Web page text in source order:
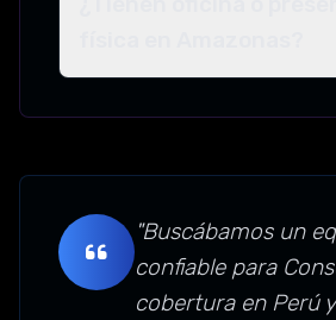
"Buscábamos un
confiable para
cobertura en Perú y